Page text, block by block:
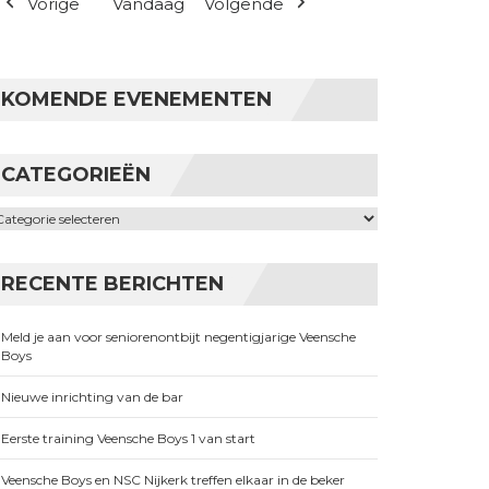
KOMENDE EVENEMENTEN
CATEGORIEËN
RECENTE BERICHTEN
Meld je aan voor seniorenontbijt negentigjarige Veensche
Boys
Nieuwe inrichting van de bar
Eerste training Veensche Boys 1 van start
Veensche Boys en NSC Nijkerk treffen elkaar in de beker